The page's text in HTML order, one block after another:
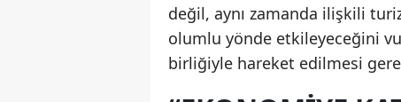
değil, aynı zamanda ilişkili
olumlu yönde etkileyeceğini
birliğiyle hareket edilmesi